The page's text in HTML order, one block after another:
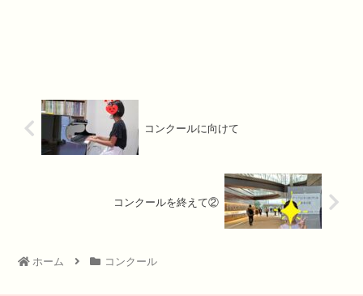
コンクールに向けて
コンクールを終えて②
ホーム コンクール